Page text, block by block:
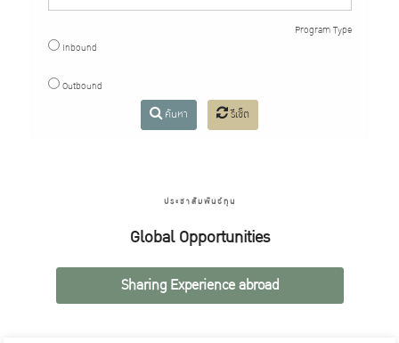
Program Type
Inbound
Outbound
ค้นหา รีเซ็ต
ประชาสัมพันธ์ทุน
Global Opportunities
Sharing Experience abroad